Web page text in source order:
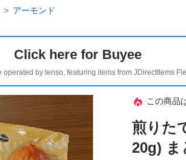
アーモンド
Click here for Buyee
by tenso, featuring items from JDirectItems
この商品
煎り
20g) ま